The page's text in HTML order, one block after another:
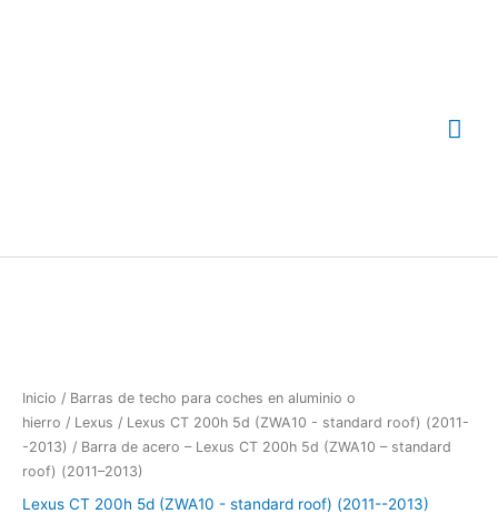
Inicio / Barras de techo para coches en aluminio o
hierro / Lexus / Lexus CT 200h 5d (ZWA10 - standard roof) (2011-
-2013) / Barra de acero – Lexus CT 200h 5d (ZWA10 – standard
roof) (2011–2013)
Lexus CT 200h 5d (ZWA10 - standard roof) (2011--2013)
CT
200h
5d
(ZWA10
standard